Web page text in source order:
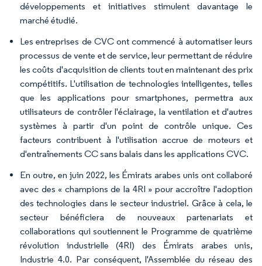
développements et initiatives stimulent davantage le
marché étudié.
Les entreprises de CVC ont commencé à automatiser leurs
processus de vente et de service, leur permettant de réduire
les coûts d'acquisition de clients tout en maintenant des prix
compétitifs. L'utilisation de technologies intelligentes, telles
que les applications pour smartphones, permettra aux
utilisateurs de contrôler l'éclairage, la ventilation et d'autres
systèmes à partir d'un point de contrôle unique. Ces
facteurs contribuent à l'utilisation accrue de moteurs et
d'entraînements CC sans balais dans les applications CVC.
En outre, en juin 2022, les Émirats arabes unis ont collaboré
avec des « champions de la 4RI » pour accroître l'adoption
des technologies dans le secteur industriel. Grâce à cela, le
secteur bénéficiera de nouveaux partenariats et
collaborations qui soutiennent le Programme de quatrième
révolution industrielle (4RI) des Émirats arabes unis,
Industrie 4.0. Par conséquent, l'Assemblée du réseau des